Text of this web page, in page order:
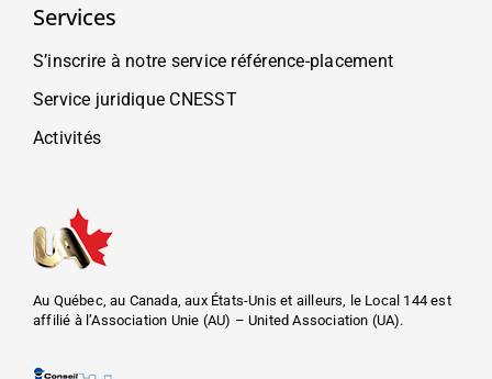
Services
S’inscrire à notre service référence-placement
Service juridique CNESST
Activités
Au Québec, au Canada, aux États-Unis et ailleurs, le Local 144 est
affilié à l’Association Unie (AU) – United Association (UA).